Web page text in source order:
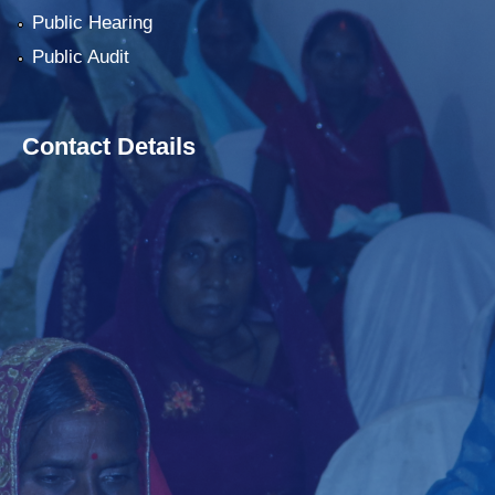
Public Hearing
Public Audit
Contact Details